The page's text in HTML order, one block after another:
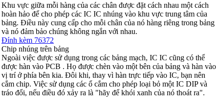
Khu vực giữa mỗi hàng của các chân được đặt cách nhau một cách
hoàn hảo để cho phép các IC IC nhúng vào khu vực trung tâm của
bảng. Điều này cung cấp cho mỗi chân của nó hàng riêng trong bảng
và nó đảm bảo chúng không ngắn với nhau.
Đính kèm 76372
Chip nhúng trên bảng
Ngoài việc được sử dụng trong các bảng mạch, IC IC cũng có thể
được hàn vào PCB . Họ được chèn vào một bên của bảng và hàn vào
vị trí ở phía bên kia. Đôi khi, thay vì hàn trực tiếp vào IC, bạn nên
cắm chip. Việc sử dụng các ổ cắm cho phép loại bỏ một IC DIP và
tráo đổi, nếu điều đó xảy ra là "hãy để khói xanh của nó thoát ra".